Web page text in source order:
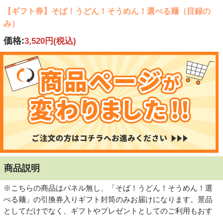
【ギフト券】そば！うどん！そうめん！選べる麺（目録の
み）
価格:3,520円(税込)
商品説明
※こちらの商品はパネル無し、「そば！うどん！そうめん！選
べる麺」の引換券入りギフト封筒のみお届けになります。景品
としてだけでなく、ギフトやプレゼントとしてのご利用もおす